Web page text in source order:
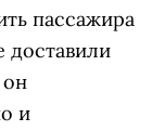
пассажира
доставили
он
и